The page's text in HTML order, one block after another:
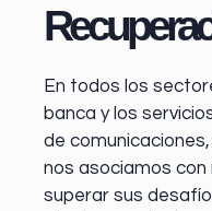
En todos los
banca y los
de
nos asociamos
superar sus